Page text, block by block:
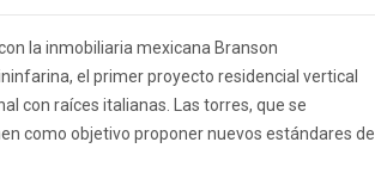
la inmobiliaria mexicana Branson
el primer proyecto residencial vertical
con raíces italianas. Las torres, que se
como objetivo proponer nuevos estándares de